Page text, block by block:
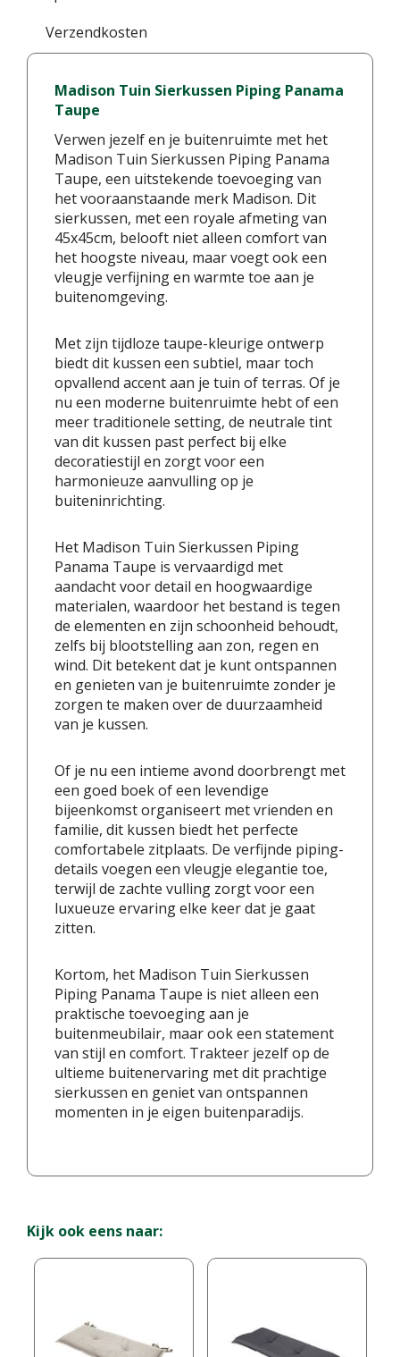
Verzendkosten
Madison Tuin Sierkussen Piping Panama
Taupe
Verwen jezelf en je buitenruimte met het
Madison Tuin Sierkussen Piping Panama
Taupe, een uitstekende toevoeging van
het vooraanstaande merk Madison. Dit
sierkussen, met een royale afmeting van
45x45cm, belooft niet alleen comfort van
het hoogste niveau, maar voegt ook een
vleugje verfijning en warmte toe aan je
buitenomgeving.
Met zijn tijdloze taupe-kleurige ontwerp
biedt dit kussen een subtiel, maar toch
opvallend accent aan je tuin of terras. Of je
nu een moderne buitenruimte hebt of een
meer traditionele setting, de neutrale tint
van dit kussen past perfect bij elke
decoratiestijl en zorgt voor een
harmonieuze aanvulling op je
buiteninrichting.
Het Madison Tuin Sierkussen Piping
Panama Taupe is vervaardigd met
aandacht voor detail en hoogwaardige
materialen, waardoor het bestand is tegen
de elementen en zijn schoonheid behoudt,
zelfs bij blootstelling aan zon, regen en
wind. Dit betekent dat je kunt ontspannen
en genieten van je buitenruimte zonder je
zorgen te maken over de duurzaamheid
van je kussen.
Of je nu een intieme avond doorbrengt met
een goed boek of een levendige
bijeenkomst organiseert met vrienden en
familie, dit kussen biedt het perfecte
comfortabele zitplaats. De verfijnde piping-
details voegen een vleugje elegantie toe,
terwijl de zachte vulling zorgt voor een
luxueuze ervaring elke keer dat je gaat
zitten.
Kortom, het Madison Tuin Sierkussen
Piping Panama Taupe is niet alleen een
praktische toevoeging aan je
buitenmeubilair, maar ook een statement
van stijl en comfort. Trakteer jezelf op de
ultieme buitenervaring met dit prachtige
sierkussen en geniet van ontspannen
momenten in je eigen buitenparadijs.
Kijk ook eens naar: